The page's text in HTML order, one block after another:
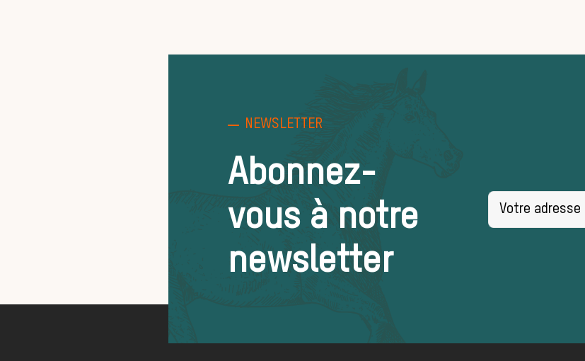
NEWSLETTER
Abonnez-
vous à notre
newsletter